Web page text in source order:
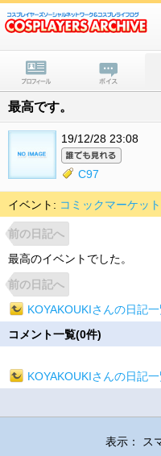
最高です。
19/12/28 23:08
C97
イベント: コミックマーケッ
前の日記へ
最高のイベントでした。
前の日記へ
KOYAKOUKIさんの日記
コメント一覧(0件)
KOYAKOUKIさんの日記
表示： ス